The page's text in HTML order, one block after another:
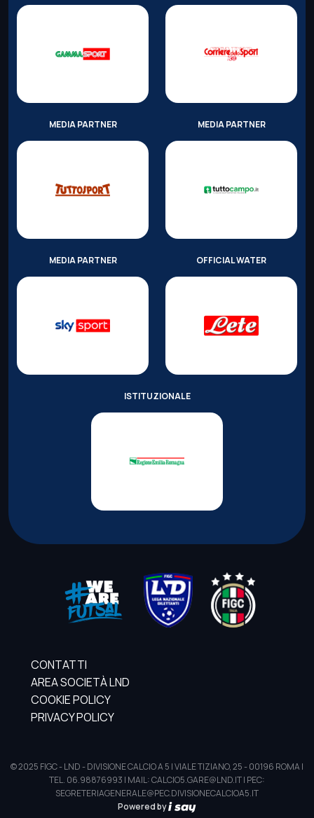
MEDIA PARTNER MEDIA PARTNER
MEDIA PARTNER OFFICIAL WATER
ISTITUZIONALE
CONTATTI
AREA SOCIETÀ LND
COOKIE POLICY
PRIVACY POLICY
© 2025 FIGC - LND - DIVISIONE CALCIO A 5 | VIALE TIZIANO, 25 - 00196 ROMA |
TEL. 06.98876993 | MAIL: CALCIO5.GARE@LND.IT | PEC:
SEGRETERIAGENERALE@PEC.DIVISIONECALCIOA5.IT
Powered by